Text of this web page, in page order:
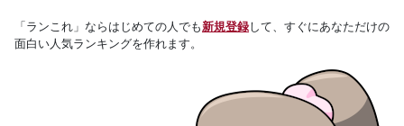
「ランこれ」ならはじめての人でも新規登録して、すぐにあなただけの
面白い人気ランキングを作れます。